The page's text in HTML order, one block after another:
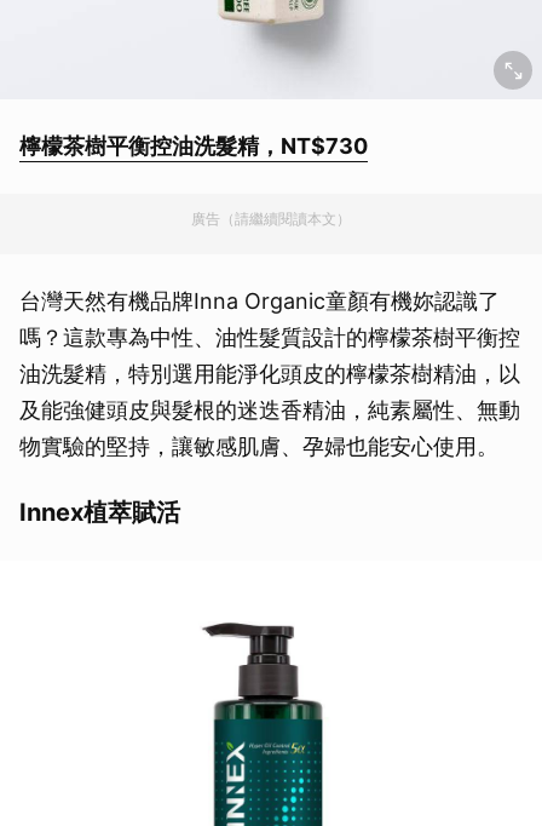
檸檬茶樹平衡控油洗髮精，NT$730
廣告（請繼續閱讀本文）
台灣天然有機品牌Inna Organic童顏有機妳認識了
嗎？這款專為中性、油性髮質設計的檸檬茶樹平衡控
油洗髮精，特別選用能淨化頭皮的檸檬茶樹精油，以
及能強健頭皮與髮根的迷迭香精油，純素屬性、無動
物實驗的堅持，讓敏感肌膚、孕婦也能安心使用。
Innex植萃賦活